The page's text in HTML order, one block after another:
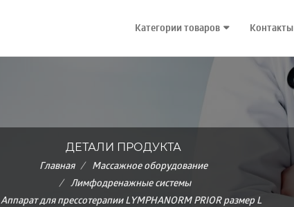
Категории товаров Контакты
ДЕТАЛИ ПРОДУКТА
Главная
Массажное оборудование
Лимфодренажные системы
Аппарат для прессотерапии LYMPHANORM PRIOR размер L